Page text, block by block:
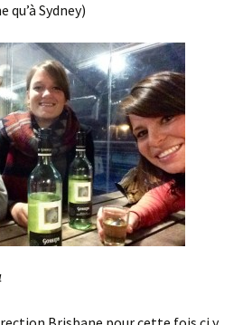
qu’à Sydney)